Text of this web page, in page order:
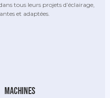
tous leurs projets d’éclairage,
et adaptées.
Machines